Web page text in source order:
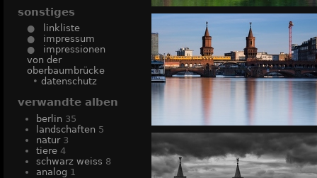
sonstiges
●linkliste
●impressum
●impressionen
von der
oberbaumbrücke
• datenschutz
verwandte alben
berlin 35
landschaften 5
natur 3
tiere 4
schwarz weiss 8
analog 1